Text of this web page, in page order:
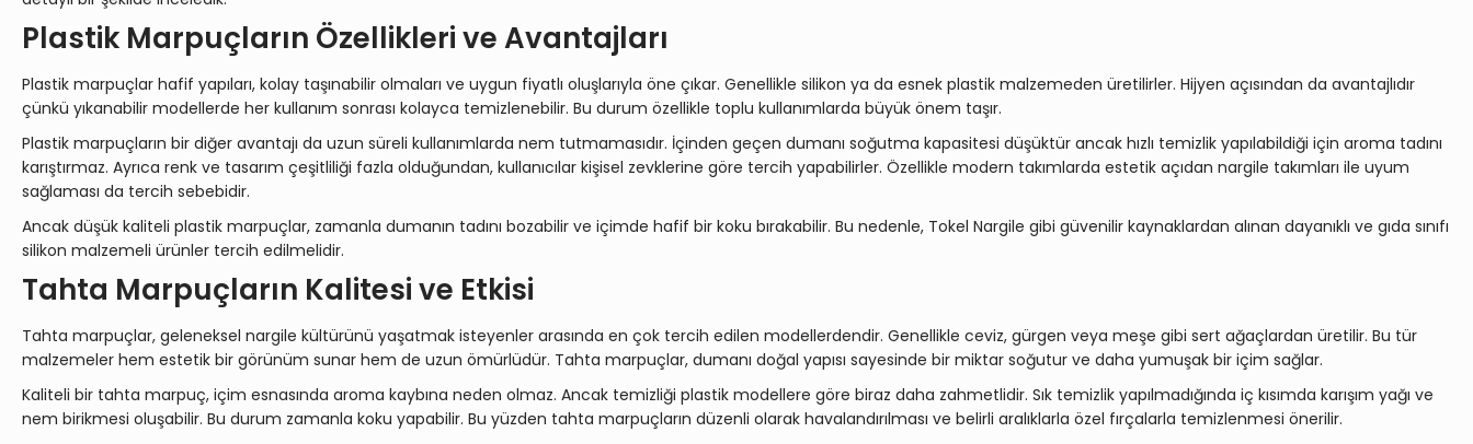
Plastik Marpuçların Özellikleri ve Avantajları
Plastik marpuçlar hafif yapıları, kolay taşınabilir olmaları ve uygun fiyatlı oluşlarıyla öne çıkar. Genellikle silikon ya da esnek plastik malzemeden üretilirler. Hijyen açısından da avantajlıdır
çünkü yıkanabilir modellerde her kullanım sonrası kolayca temizlenebilir. Bu durum özellikle toplu kullanımlarda büyük önem taşır.
Plastik marpuçların bir diğer avantajı da uzun süreli kullanımlarda nem tutmamasıdır. İçinden geçen dumanı soğutma kapasitesi düşüktür ancak hızlı temizlik yapılabildiği için aroma tadını
karıştırmaz. Ayrıca renk ve tasarım çeşitliliği fazla olduğundan, kullanıcılar kişisel zevklerine göre tercih yapabilirler. Özellikle modern takımlarda estetik açıdan nargile takımları ile uyum
sağlaması da tercih sebebidir.
Ancak düşük kaliteli plastik marpuçlar, zamanla dumanın tadını bozabilir ve içimde hafif bir koku bırakabilir. Bu nedenle, Tokel Nargile gibi güvenilir kaynaklardan alınan dayanıklı ve gıda sınıfı
silikon malzemeli ürünler tercih edilmelidir.
Tahta Marpuçların Kalitesi ve Etkisi
Tahta marpuçlar, geleneksel nargile kültürünü yaşatmak isteyenler arasında en çok tercih edilen modellerdendir. Genellikle ceviz, gürgen veya meşe gibi sert ağaçlardan üretilir. Bu tür
malzemeler hem estetik bir görünüm sunar hem de uzun ömürlüdür. Tahta marpuçlar, dumanı doğal yapısı sayesinde bir miktar soğutur ve daha yumuşak bir içim sağlar.
Kaliteli bir tahta marpuç, içim esnasında aroma kaybına neden olmaz. Ancak temizliği plastik modellere göre biraz daha zahmetlidir. Sık temizlik yapılmadığında iç kısımda karışım yağı ve
nem birikmesi oluşabilir. Bu durum zamanla koku yapabilir. Bu yüzden tahta marpuçların düzenli olarak havalandırılması ve belirli aralıklarla özel fırçalarla temizlenmesi önerilir.